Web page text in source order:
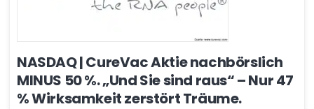
NASDAQ | CureVac Aktie nachbörslich
MINUS 50 %. „Und Sie sind raus“ – Nur 47
% Wirksamkeit zerstört Träume.